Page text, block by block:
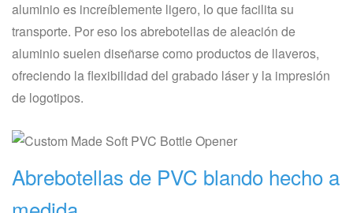
aluminio es increíblemente ligero, lo que facilita su
transporte. Por eso los abrebotellas de aleación de
aluminio suelen diseñarse como productos de llaveros,
ofreciendo la flexibilidad del grabado láser y la impresión
de logotipos.
Abrebotellas de PVC blando hecho a